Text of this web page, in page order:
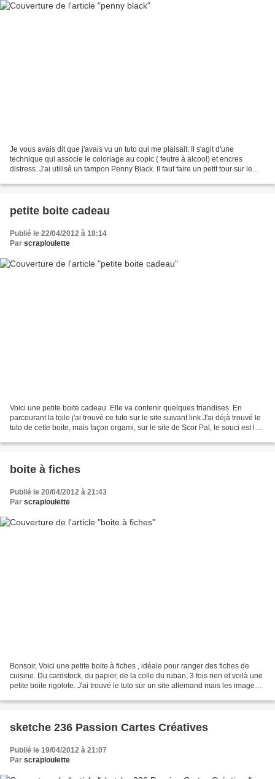
Je vous avais dit que j'avais vu un tuto qui me plaisait. Il s'agit d'une
technique qui associe le coloriage au copic ( feutre à alcool) et encres
distress. J'ai utilisé un tampon Penny Black. Il faut faire un petit tour sur le
petite boite cadeau
Publié le 22/04/2012 à 18:14
Par scraploulette
Voici une petite boite cadeau. Elle va contenir quelques friandises. En
parcourant la toile j'ai trouvé ce tuto sur le site suivant link J'ai déjà trouvé le
tuto de cette boite, mais façon orgami, sur le site de Scor Pal, le souci est la
boite à fiches
Publié le 20/04/2012 à 21:43
Par scraploulette
Bonsoir, Voici une petite boite à fiches , idéale pour ranger des fiches de
cuisine. Du cardstock, du papier, de la colle du ruban, 3 fois rien et voilà une
petite boite rigolote. J'ai trouvé le tuto sur un site allemand mais les images
sketche 236 Passion Cartes Créatives
Publié le 19/04/2012 à 21:07
Par scraploulette